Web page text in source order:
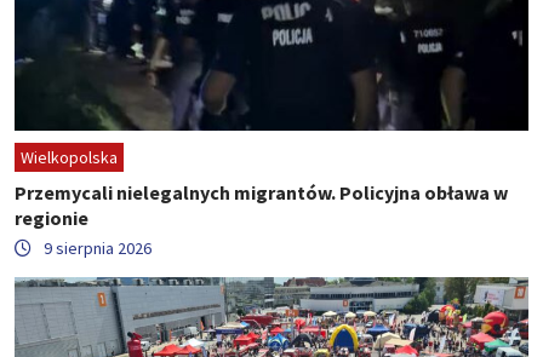
Wielkopolska
Przemycali nielegalnych migrantów. Policyjna obława w
regionie
9 sierpnia 2026